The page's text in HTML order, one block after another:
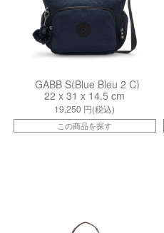
GABB S(Blue Bleu 2 C)
22 x 31 x 14.5 cm
19,250 円(税込)
この商品を探す